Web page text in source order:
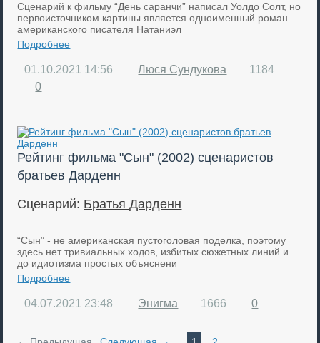
Сценарий к фильму “День саранчи” написал Уолдо Солт, но
первоисточником картины является одноименный роман
американского писателя Натаниэл
Подробнее
01.10.2021 14:56 Люся Сундукова
1184
0
Рейтинг фильма "Сын" (2002) сценаристов
братьев Дарденн
Сценарий: Братья Дарденн
“Сын” - не американская пустоголовая поделка, поэтому
здесь нет тривиальных ходов, избитых сюжетных линий и
до идиотизма простых объяснени
Подробнее
04.07.2021 23:48 Энигма 1666 0